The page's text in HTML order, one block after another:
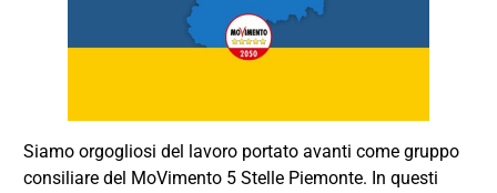
Siamo orgogliosi del lavoro portato avanti come gruppo
consiliare del MoVimento 5 Stelle Piemonte. In questi